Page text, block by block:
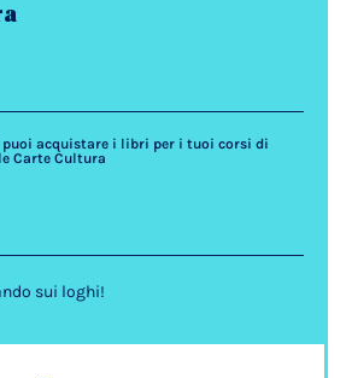
acquistare i libri per i tuoi corsi di
Carte Cultura
sui loghi!